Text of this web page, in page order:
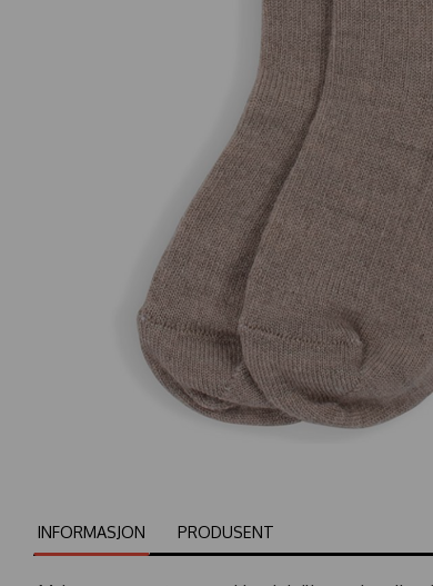
INFORMASJON PRODUSENT